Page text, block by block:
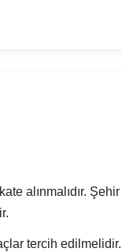
alınmalıdır.
tercih edilmelidir.